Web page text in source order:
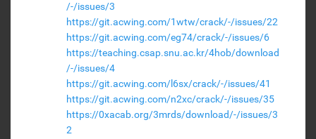
/-/issues/3
https://git.acwing.com/1wtw/crack/-/issues/22
https://git.acwing.com/eg74/crack/-/issues/6
https://teaching.csap.snu.ac.kr/4hob/download
/-/issues/4
https://git.acwing.com/l6sx/crack/-/issues/41
https://git.acwing.com/n2xc/crack/-/issues/35
https://0xacab.org/3mrds/download/-/issues/3
2